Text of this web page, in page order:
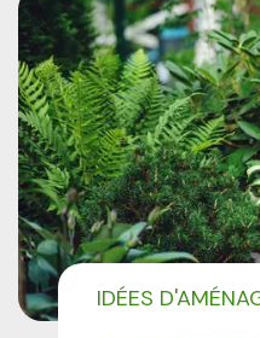
IDÉES